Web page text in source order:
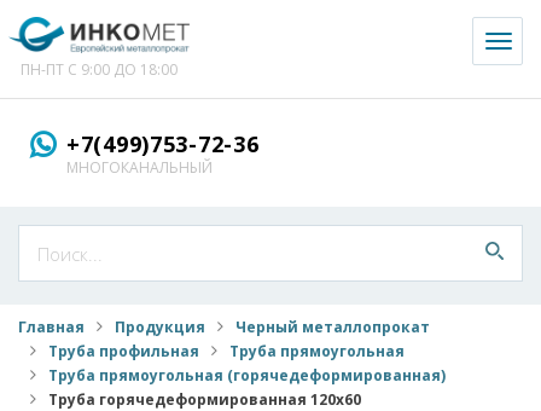
ПН-ПТ С 9:00 ДО 18:00
+7(499)753-72-36
МНОГОКАНАЛЬНЫЙ
Главная Продукция
Черный металлопрокат
Труба профильная
Труба прямоугольная
Труба прямоугольная (горячедеформированная)
Труба горячедеформированная 120x60